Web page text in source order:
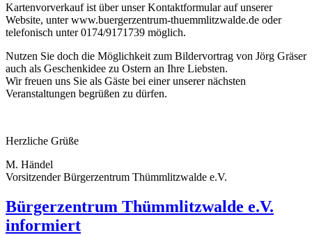
Kartenvorverkauf ist über unser Kontaktformular auf unserer
Website, unter www.buergerzentrum-thuemmlitzwalde.de oder
telefonisch unter 0174/9171739 möglich.
Nutzen Sie doch die Möglichkeit zum Bildervortrag von Jörg Gräser
auch als Geschenkidee zu Ostern an Ihre Liebsten.
Wir freuen uns Sie als Gäste bei einer unserer nächsten
Veranstaltungen begrüßen zu dürfen.
Herzliche Grüße
M. Händel
Vorsitzender Bürgerzentrum Thümmlitzwalde e.V.
Bürgerzentrum Thümmlitzwalde e.V.
informiert